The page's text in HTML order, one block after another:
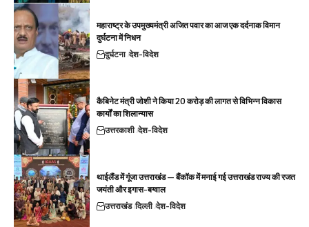
महाराष्ट्र के उपमुख्यमंत्री अजित पवार का आज एक दर्दनाक विमान
दुर्घटना में निधन
दुर्घटना देश-विदेश
कैबिनेट मंत्री जोशी ने किया 20 करोड़ की लागत से विभिन्न विकास
कार्यों का शिलान्यास
उत्तरकाशी देश-विदेश
थाईलैंड में गूंजा उत्तराखंड — बैंकॉक में मनाई गई उत्तराखंड राज्य की रजत
जयंती और इगास-बग्वाल
उत्तराखंड दिल्ली देश-विदेश